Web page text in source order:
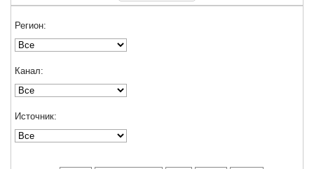
Регион:
Канал:
Источник: